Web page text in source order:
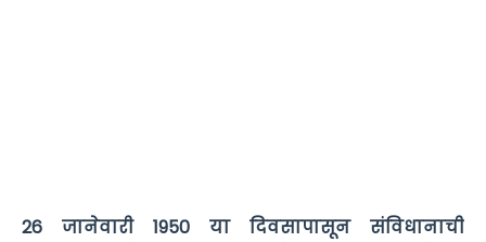
26 जानेवारी 1950 या दिवसापासून संविधानाची